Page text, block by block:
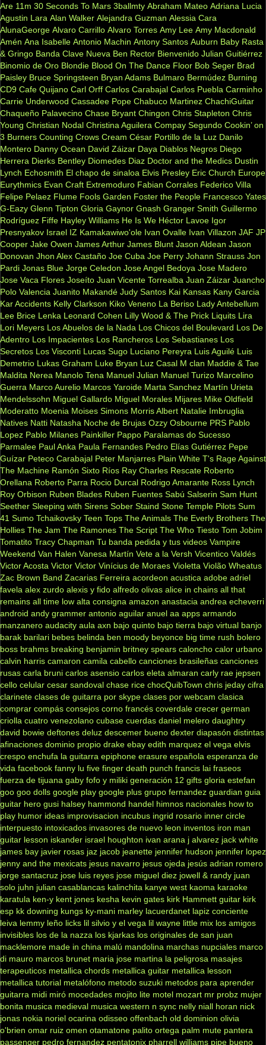
Are 11m 30 Seconds To Mars 3ballmty Abraham Mateo Adriana Lucia
Agustin Lara Alan Walker Alejandra Guzman Alessia Cara
AlunaGeorge Alvaro Carrillo Alvaro Torres Amy Lee Amy Macdonald
Amén Ana Isabelle Antonio Machin Antony Santos Auburn Baby Rasta
& Gringo Banda Clave Nueva Ben Rector Bienvenido Julian Guitiérrez
Binomio de Oro Blondie Blood On The Dance Floor Bob Seger Brad
Paisley Bruce Springsteen Bryan Adams Bulmaro Bermúdez Burning
CD9 Cafe Quijano Carl Orff Carlos Carabajal Carlos Puebla Carminho
Carrie Underwood Cassadee Pope Chabuco Martinez ChachiGuitar
Chaqueño Palavecino Chase Bryant Chingon Chris Stapleton Chris
Young Christian Nodal Christina Aguilera Compay Segundo Cookin’ on
3 Burners Counting Crows Cream César Portillo de la Luz Danilo
Montero Danny Ocean David Záizar Daya Diablos Negros Diego
Herrera Dierks Bentley Diomedes Diaz Doctor and the Medics Dustin
Lynch Echosmith El chapo de sinaloa Elvis Presley Eric Church Europe
Eurythmics Evan Craft Extremoduro Fabian Corrales Federico Villa
Felipe Pelaez Flume Fools Garden Foster the People Francesco Yates
G-Eazy Glenn Tipton Gloria Gaynor Gnash Granger Smith Guillermo
Rodríguez Fiffe Hayley Williams He Is We Héctor Lavoe Igor
Presnyakov Israel IZ Kamakawiwo'ole Ivan Ovalle Ivan Villazon JAF JP
Cooper Jake Owen James Arthur James Blunt Jason Aldean Jason
Donovan Jhon Alex Castaño Joe Cuba Joe Perry Johann Strauss Jon
Pardi Jonas Blue Jorge Celedon Jose Angel Bedoya Jose Madero
Jose Vaca Flores Joseíto Juan Vicente Torrealba Juan Záizar Juancho
Polo Valencia Juanito Makandé Judy Santos Kai Kansas Kany Garcia
Kar Accidents Kelly Clarkson Kiko Veneno La Beriso Lady Antebellum
Lee Brice Lenka Leonard Cohen Lilly Wood & The Prick Liquits Lira
Lori Meyers Los Abuelos de la Nada Los Chicos del Boulevard Los De
Adentro Los Impacientes Los Rancheros Los Sebastianes Los
Secretos Los Visconti Lucas Sugo Luciano Pereyra Luis Aguilé Luis
Demetrio Lukas Graham Luke Bryan Luz Casal M clan Maddie & Tae
Maldita Nerea Manolo Tena Manuel Julian Manuel Turizo Marcelino
Guerra Marco Aurelio Marcos Yaroide Marta Sanchez Martín Urieta
Mendelssohn Miguel Gallardo Miguel Morales Mijares Mike Oldfield
Moderatto Moenia Moises Simons Morris Albert Natalie Imbruglia
Natives Natti Natasha Noche de Brujas Ozzy Osbourne PRS Pablo
Lopez Pablo Milanes Painkiller Pappo Paralamas do Sucesso
Parmalee Paul Anka Paula Fernandes Pedro Elías Gutiérrez Pepe
Guízar Peteco Carabajal Peter Manjarres Plain White T's Rage Against
The Machine Ramón Sixto Ríos Ray Charles Rescate Roberto
Orellana Roberto Parra Rocio Durcal Rodrigo Amarante Ross Lynch
Roy Orbison Ruben Blades Ruben Fuentes Sabú Salserin Sam Hunt
Seether Sleeping with Sirens Sober Staind Stone Temple Pilots Sum
41 Sumo Tchaikovsky Teen Tops The Animals The Everly Brothers The
Hollies The Jam The Ramones The Script The Who Tiesto Tom Jobim
Tomatito Tracy Chapman Tu banda pedida y tus videos Vampire
Weekend Van Halen Vanesa Martín Vete a la Versh Vicentico Valdés
Victor Acosta Victor Victor Vinícius de Moraes Violetta Violão Wheatus
Zac Brown Band Zacarias Ferreira acordeon acustica adobe adriel
favela alex zurdo alexis y fido alfredo olivas alice in chains all that
remains all time low alta consigna amazon anastacia andrea echeverri
android andy grammer antonio aguilar anuel aa apps armando
manzanero audacity aula axn bajo quinto bajo tierra bajo virtual banjo
barak barilari bebes belinda ben moody beyonce big time rush bolero
boss brahms breaking benjamin britney spears caloncho calor urbano
calvin harris camaron camila cabello canciones brasileñas canciones
rusas carla bruni carlos asensio carlos eleta almaran carly rae jepsen
cello celular cesar sandoval chase rice chocQuibTown chris jeday cifra
clarinete clases de guitarra por skype clases por webcam clasica
comprar compás consejos corno francés coverdale crecer german
criolla cuatro venezolano cubase cuerdas daniel melero daughtry
david bowie deftones deluz descemer bueno dexter diapasón distintas
afinaciones dominio propio drake ebay edith marquez el vega elvis
crespo enchufa la guitarra epiphone erasure española esperanza de
vida facebook fanny lu five finger death punch francis lai fraseos
fuerza de tijuana gaby fofo y miliki generación 12 gifts gloria estefan
goo goo dolls google play google plus grupo fernandez guardian guia
guitar hero gusi halsey hammond handel himnos nacionales how to
play humor ideas improvisacion incubus ingrid rosario inner circle
interpuesto intoxicados invasores de nuevo leon inventos iron man
guitar lesson iskander israel houghton ivan arana j alvarez jack white
james bay javier rosas jaz jacob jeanette jennifer hudson jennifer lopez
jenny and the mexicats jesus navarro jesus ojeda jesús adrian romero
jorge santacruz jose luis reyes jose miguel diez jowell & randy juan
solo juhn julian casablancas kalinchita kanye west kaoma karaoke
karatula ken-y kent jones kesha kevin gates kirk Hammett guitar kirk
esp kk downing kungs ky-mani marley lacuerdanet lapiz conciente
leiva lemmy leño licks lil silvio y el vega lil wayne little mix los amigos
invisibles los de la nazza los kjarkas los originales de san juan
macklemore made in china malú mandolina marchas nupciales marco
di mauro marcos brunet maria jose martina la peligrosa masajes
terapeuticos metallica chords metallica guitar metallica lesson
metallica tutorial metalófono metodo suzuki metodos para aprender
guitarra midi miró mocedades mojito lite motel mozart mr probz mujer
bonita musica medieval musica western n sync nelly niall horan nick
jonas nokia noriel ocarina odisseo offenbach old dominion olivia
o'brien omar ruiz omen otamatone palito ortega palm mute pantera
passenger pedro fernandez pentatonix pharrell williams pipe bueno